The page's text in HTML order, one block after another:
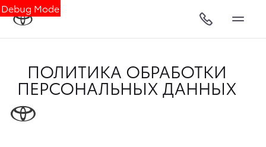
Debug Mode
ПОЛИТИКА ОБРАБОТКИ
ПЕРСОНАЛЬНЫХ ДАННЫХ